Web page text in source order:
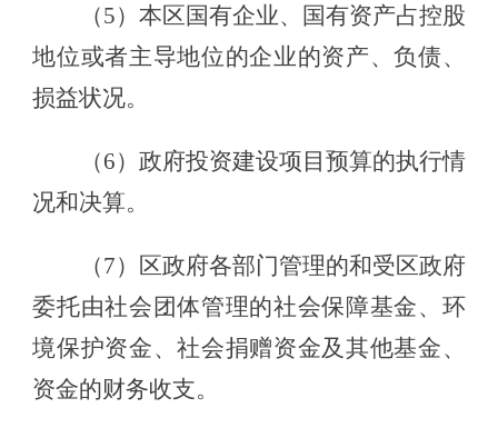
（5）本区国有企业、国有资产占控股
地位或者主导地位的企业的资产、负债、
损益状况。
（6）政府投资建设项目预算的执行情
况和决算。
（7）区政府各部门管理的和受区政府
委托由社会团体管理的社会保障基金、环
境保护资金、社会捐赠资金及其他基金、
资金的财务收支。